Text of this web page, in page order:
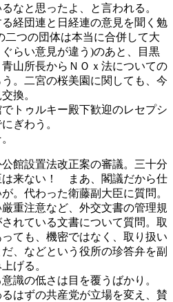
なと思ったよ、と言われる。
経団連と日経連の意見を聞く勉
二つの団体は本当に合併して大
らい意見が違う)のあと、目黒
山所長からＮＯｘ法についての
。二宮の桜美園に関しても、今
換。
トゥルキー殿下歓迎のレセプシ
ぎわう。
館設置法改正案の審議。三十分
は来ない！ まあ、閣議だから仕
。代わった衛藤副大臣に質問。
重注意など、外交文書の管理規
れている文書について質問。取
ても、機密ではなく、取り扱い
、などという役所の珍答弁を副
げる。
識の低さは目を覆うばかり。
はずの共産党が立場を変え、賛